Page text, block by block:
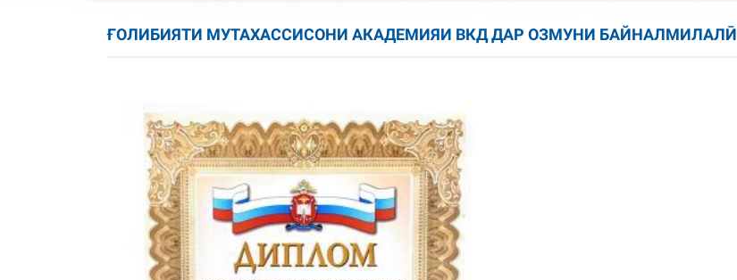
ҒОЛИБИЯТИ МУТАХАССИСОНИ АКАДЕМИЯИ ВКД ДАР ОЗМУНИ БАЙНАЛМИЛАЛӢ